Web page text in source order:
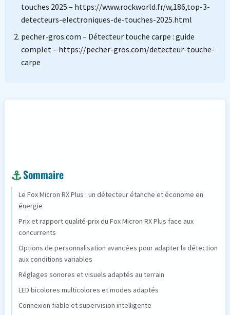
touches 2025 – https://www.rockworld.fr/w,186,top-3-
detecteurs-electroniques-de-touches-2025.html
pecher-gros.com – Détecteur touche carpe : guide
complet – https://pecher-gros.com/detecteur-touche-
carpe
Sommaire
Le Fox Micron RX Plus : un détecteur étanche et économe en
énergie
Prix et rapport qualité-prix du Fox Micron RX Plus face aux
concurrents
Options de personnalisation avancées pour adapter la détection
aux conditions variables
Réglages sonores et visuels adaptés au terrain
LED bicolores multicolores et modes adaptés
Connexion fiable et supervision intelligente